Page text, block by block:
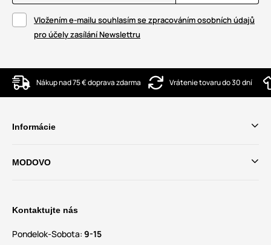
Vložením e-mailu souhlasím se zpracováním osobních údajů
pro účely zasílání Newslettru
Nákup nad 75 € doprava zdarma Vrátenie tovaru do 30 dní
Informácie
MODOVO
Kontaktujte nás
Pondelok-Sobota: 9-15